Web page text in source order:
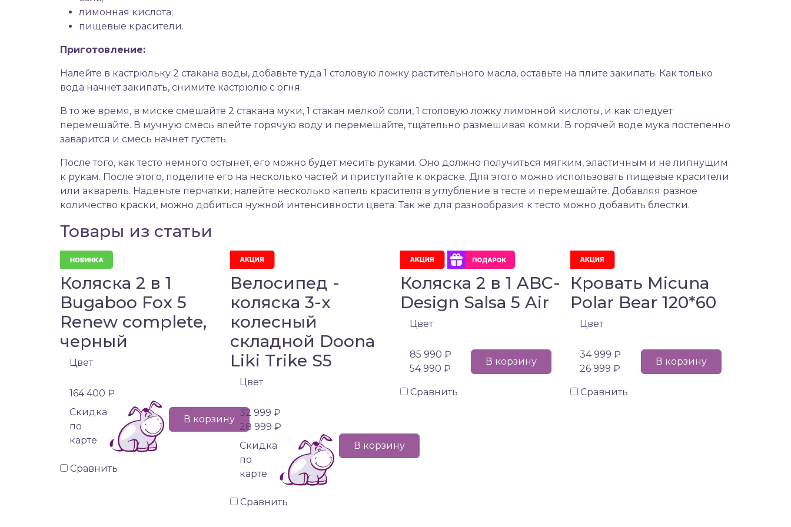
лимонная кислота;
пищевые красители.
Приготовление:
Налейте в кастрюльку 2 стакана воды, добавьте туда 1 столовую ложку растительного масла, оставьте на плите закипать. Как только
вода начнет закипать, снимите кастрюлю с огня.
В то же время, в миске смешайте 2 стакана муки, 1 стакан мелкой соли, 1 столовую ложку лимонной кислоты, и как следует
перемешайте. В мучную смесь влейте горячую воду и перемешайте, тщательно размешивая комки. В горячей воде мука постепенно
заварится и смесь начнет густеть.
После того, как тесто немного остынет, его можно будет месить руками. Оно должно получиться мягким, эластичным и не липнущим
к рукам. После этого, поделите его на несколько частей и приступайте к окраске. Для этого можно использовать пищевые красители
или акварель. Наденьте перчатки, налейте несколько капель красителя в углубление в тесте и перемешайте. Добавляя разное
количество краски, можно добиться нужной интенсивности цвета. Так же для разнообразия к тесто можно добавить блестки.
Товары из статьи
Коляска 2 в 1
Bugaboo Fox 5
Renew complete,
черный
Цвет
164 400 ₽
Cкидка
по
карте
В корзину
Сравнить
Велосипед -
коляска 3-х
колесный
складной Doona
Liki Trike S5
Цвет
32 999 ₽
28 999 ₽
Cкидка
по
карте
В корзину
Сравнить
Коляска 2 в 1 ABC-
Design Salsa 5 Air
Цвет
85 990 ₽
54 990 ₽
В корзину
Сравнить
Кровать Micuna
Polar Bear 120*60
Цвет
34 999 ₽
26 999 ₽
В корзину
Сравнить